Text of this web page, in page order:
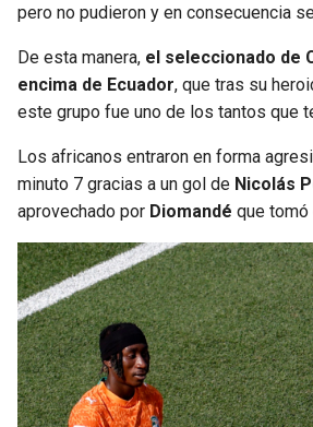
pero no pudieron y en consecuencia
De esta manera, el seleccionado de
encima de Ecuador, que tras su
este grupo fue uno de los tantos que
Los africanos entraron en forma
minuto 7 gracias a un gol de Nicolás
aprovechado por Diomandé que tomó